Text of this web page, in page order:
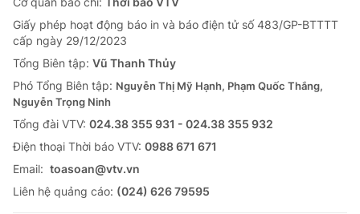
Giấy phép hoạt động báo in và báo điện tử số 483/GP-BTTTT
cấp ngày 29/12/2023
Tổng Biên tập: Vũ Thanh Thủy
Phó Tổng Biên tập: Nguyễn Thị Mỹ Hạnh, Phạm Quốc Thắng,
Nguyễn Trọng Ninh
Tổng đài VTV: 024.38 355 931 - 024.38 355 932
Ðiện thoại Thời báo VTV: 0988 671 671
Email: toasoan@vtv.vn
Liên hệ quảng cáo: (024) 626 79595